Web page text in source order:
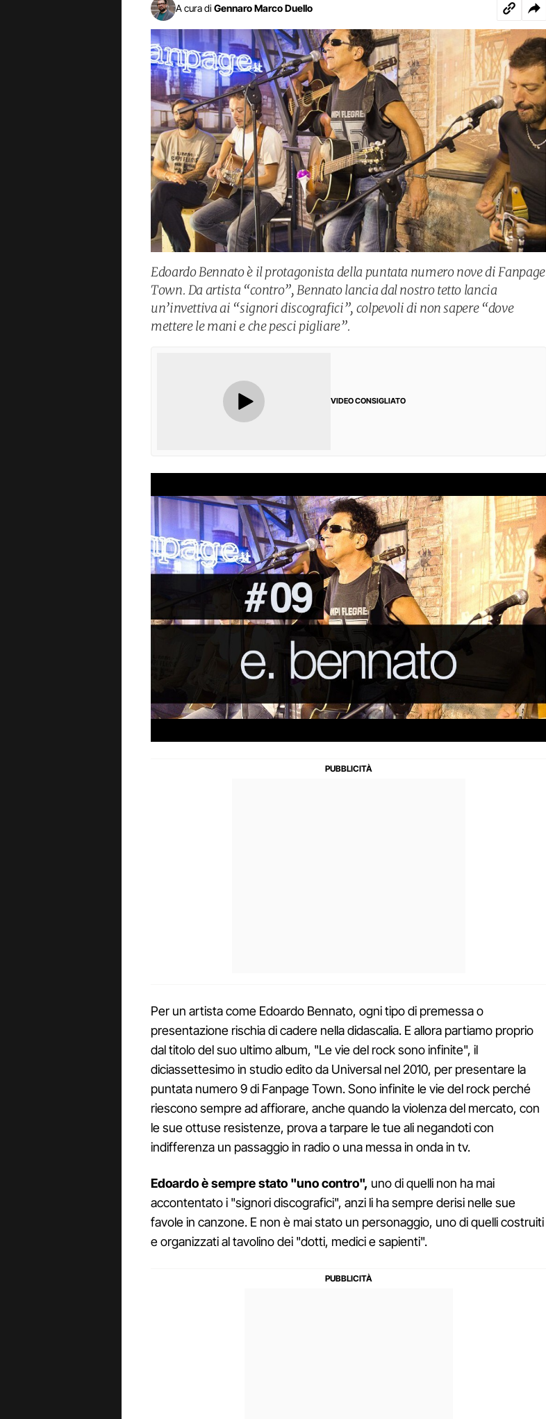
A cura di Gennaro Marco Duello
Edoardo Bennato è il protagonista della puntata numero nove di Fanpage
Town. Da artista “contro”, Bennato lancia dal nostro tetto lancia
un’invettiva ai “signori discografici”, colpevoli di non sapere “dove
mettere le mani e che pesci pigliare”.
VIDEO CONSIGLIATO
Per un artista come Edoardo Bennato, ogni tipo di premessa o
presentazione rischia di cadere nella didascalia. E allora partiamo proprio
dal titolo del suo ultimo album, "Le vie del rock sono infinite", il
diciassettesimo in studio edito da Universal nel 2010, per presentare la
puntata numero 9 di Fanpage Town. Sono infinite le vie del rock perché
riescono sempre ad affiorare, anche quando la violenza del mercato, con
le sue ottuse resistenze, prova a tarpare le tue ali negandoti con
indifferenza un passaggio in radio o una messa in onda in tv.
Edoardo è sempre stato "uno contro", uno di quelli non ha mai
accontentato i "signori discografici", anzi li ha sempre derisi nelle sue
favole in canzone. E non è mai stato un personaggio, uno di quelli costruiti
e organizzati al tavolino dei "dotti, medici e sapienti".